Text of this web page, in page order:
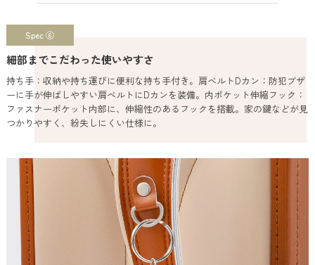
Spec ⑥
細部までこだわった使いやすさ
持ち手：収納や持ち運びに便利な持ち手付き。肩ベルトDカン：防犯ブザ
ーに手が伸ばしやすい肩ベルトにDカンを装備。内ポケット伸縮フック：
ファスナーポケット内部に、伸縮性のあるフックを搭載。家の鍵などが見
つかりやすく、紛失しにくい仕様に。